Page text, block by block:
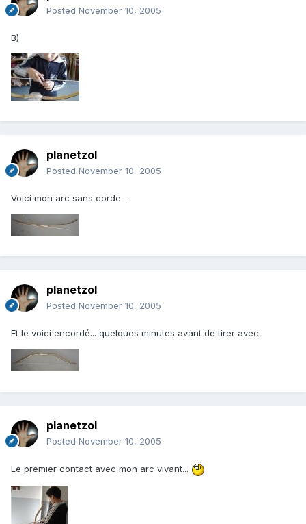
Posted November 10, 2005
B)
planetzol
Posted November 10, 2005
Voici mon arc sans corde...
planetzol
Posted November 10, 2005
Et le voici encordé... quelques minutes avant de tirer avec.
planetzol
Posted November 10, 2005
Le premier contact avec mon arc vivant...